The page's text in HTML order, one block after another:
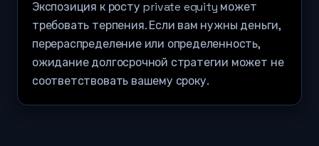
Экспозиция к росту private equity может
требовать терпения. Если вам нужны деньги,
перераспределение или определенность,
ожидание долгосрочной стратегии может не
соответствовать вашему сроку.